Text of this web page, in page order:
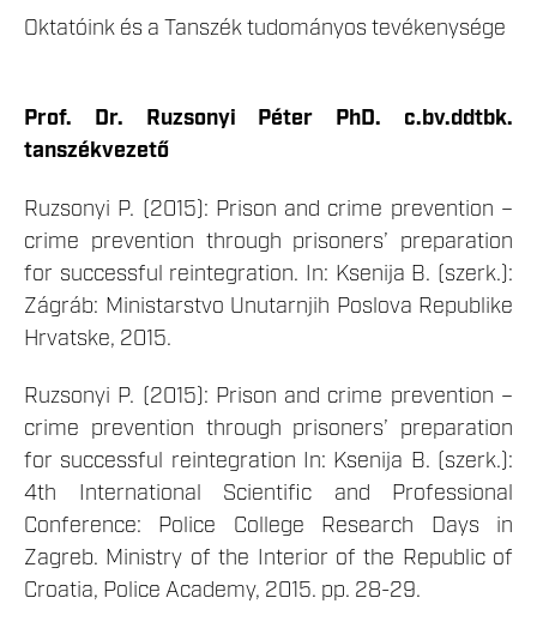
Oktatóink és a Tanszék tudományos tevékenysége
Prof. Dr. Ruzsonyi Péter PhD. c.bv.ddtbk.
tanszékvezető
Ruzsonyi P. (2015): Prison and crime prevention –
crime prevention through prisoners’ preparation
for successful reintegration. In: Ksenija B. (szerk.):
Zágráb: Ministarstvo Unutarnjih Poslova Republike
Hrvatske, 2015.
Ruzsonyi P. (2015): Prison and crime prevention –
crime prevention through prisoners’ preparation
for successful reintegration In: Ksenija B. (szerk.):
4th International Scientific and Professional
Conference: Police College Research Days in
Zagreb. Ministry of the Interior of the Republic of
Croatia, Police Academy, 2015. pp. 28-29.